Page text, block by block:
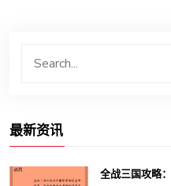
最新资讯
全战三国攻略